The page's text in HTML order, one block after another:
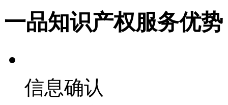
一品知识产权服务优势
信息确认